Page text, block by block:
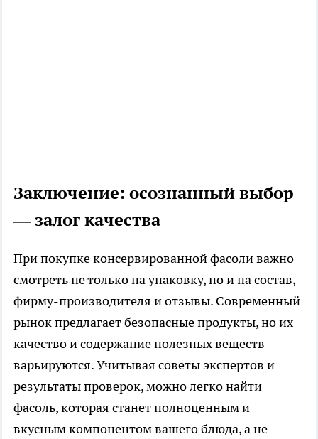
Заключение: осознанный выбор
— залог качества
При покупке консервированной фасоли важно
смотреть не только на упаковку, но и на состав,
фирму-производителя и отзывы. Современный
рынок предлагает безопасные продукты, но их
качество и содержание полезных веществ
варьируются. Учитывая советы экспертов и
результаты проверок, можно легко найти
фасоль, которая станет полноценным и
вкусным компонентом вашего блюда, а не